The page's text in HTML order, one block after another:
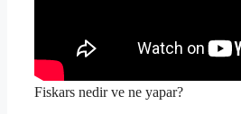
Fiskars nedir ve ne yapar?